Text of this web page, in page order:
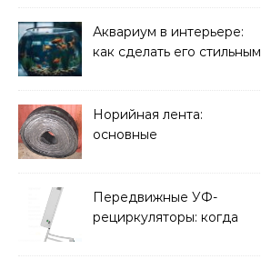
решать
Аквариум в интерьере:
как сделать его стильным
Норийная лента:
основные
и советы по выбору
Передвижные УФ-
рециркуляторы: когда